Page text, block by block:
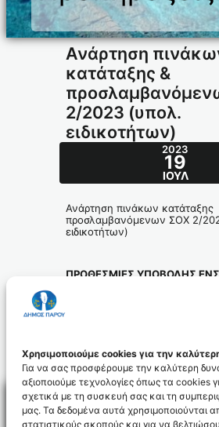
Χρησιμοποιούμε cookies για την
Για να σας προσφέρουμε την καλύτερη
αξιοποιούμε τεχνολογίες όπως τα cookies
σχετικά με τη συσκευή σας και τη
μας. Τα δεδομένα αυτά χρησιμοποιούνται
στατιστικούς σκοπούς και για να
Ανάρτηση
κατάταξης &
2/2023 (υπολ.
ειδικοτήτων)
2023
19
ΙΟΎΛ
Ανάρτηση πινάκων κατάταξης
προσλαμβανόμενων ΣΟΧ 2/
ειδικοτήτων)
ΠΡΟΘΕΣΜΙΕΣ ΥΠΟΒΟΛΗΣ